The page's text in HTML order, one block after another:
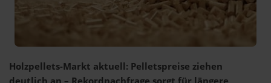
Holzpellets-Markt aktuell: Pelletspreise ziehen